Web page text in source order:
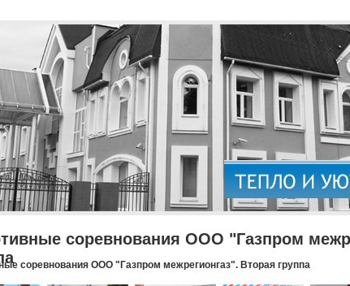
соревнования ООО "Газпром
соревнования ООО "Газпром межрегионгаз". Вторая группа